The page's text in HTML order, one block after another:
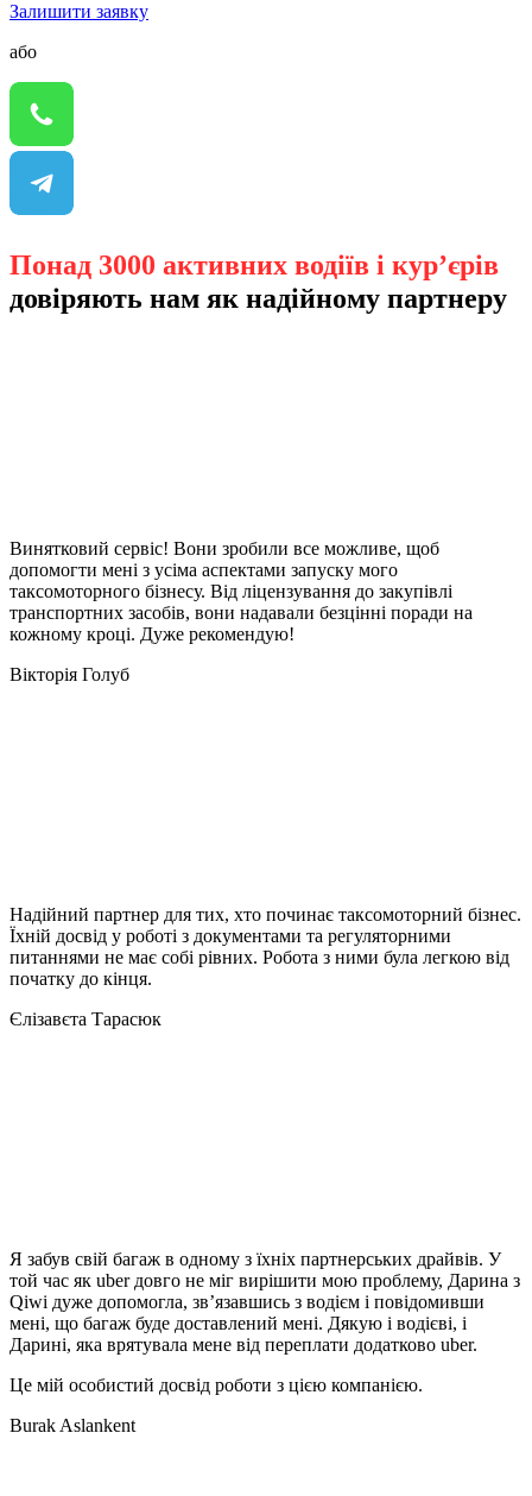
Залишити заявку
або
Понад 3000 активних водіїв і кур’єрів
довіряють нам як надійному партнеру
Винятковий сервіс! Вони зробили все можливе, щоб
допомогти мені з усіма аспектами запуску мого
таксомоторного бізнесу. Від ліцензування до закупівлі
транспортних засобів, вони надавали безцінні поради на
кожному кроці. Дуже рекомендую!
Вікторія Голуб
Надійний партнер для тих, хто починає таксомоторний бізнес.
Їхній досвід у роботі з документами та регуляторними
питаннями не має собі рівних. Робота з ними була легкою від
початку до кінця.
Єлізавєта Тарасюк
Я забув свій багаж в одному з їхніх партнерських драйвів. У
той час як uber довго не міг вирішити мою проблему, Дарина з
Qiwi дуже допомогла, зв’язавшись з водієм і повідомивши
мені, що багаж буде доставлений мені. Дякую і водієві, і
Дарині, яка врятувала мене від переплати додатково uber.
Це мій особистий досвід роботи з цією компанією.
Burak Aslankent